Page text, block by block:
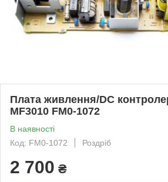
Плата живлення/DC
MF3010 FM0-1072
В наявності
Код: FM0-1072
Роздріб
2 700 ₴